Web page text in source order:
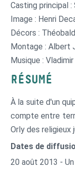
Casting principal :
Image : Henri
Décors :
Montage : Albert
Musique :
RÉSUMÉ
À la suite d'un
compte entre
Orly des religieux
Dates de
20 août 2013 -